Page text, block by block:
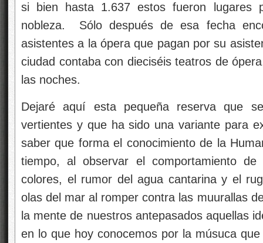
si bien hasta 1.637 estos fueron lugares
nobleza. Sólo después de esa fecha
asistentes a la ópera que pagan por su
ciudad contaba con dieciséis teatros de
las noches.
Dejaré aquí esta pequeña reserva que
vertientes y que ha sido una variante para
saber que forma el conocimiento de la
tiempo, al observar el comportamiento
colores, el rumor del agua cantarina y el
olas del mar al romper contra las muurallas
la mente de nuestros antepasados aquellas
en lo que hoy conocemos por la músuca